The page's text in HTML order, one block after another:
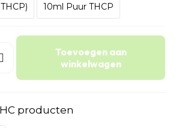
10ml Puur THCP
Toevoegen aan
winkelwagen
producten